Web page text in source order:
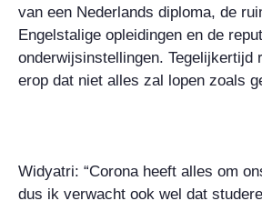
van een Nederlands diploma, de
Engelstalige opleidingen en de
onderwijsinstellingen. Tegelijkertijd
erop dat niet alles zal lopen zoals
Widyatri: “Corona heeft alles om
dus ik verwacht ook wel dat